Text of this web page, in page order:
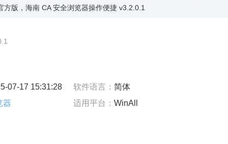
版，海南 CA 安全浏览器操作便捷 v3.2.0.1
07-17 15:31:28 软件语言： 简体
器
适用平台： WinAll